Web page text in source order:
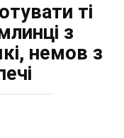
ті
з
немов з